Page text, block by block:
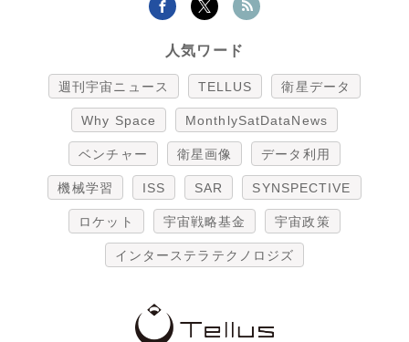
人気ワード
週刊宇宙ニュース TELLUS 衛星データ
Why Space MonthlySatDataNews
ベンチャー 衛星画像 データ利用
機械学習 ISS SAR SYNSPECTIVE
ロケット 宇宙戦略基金 宇宙政策
インターステラテクノロジズ